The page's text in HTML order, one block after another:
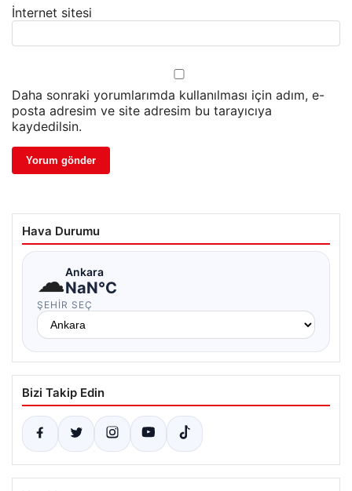
İnternet sitesi
Daha sonraki yorumlarımda kullanılması için adım, e-
posta adresim ve site adresim bu tarayıcıya
kaydedilsin.
Hava Durumu
☁Ankara
NaN°C
ŞEHIR SEÇ
Bizi Takip Edin